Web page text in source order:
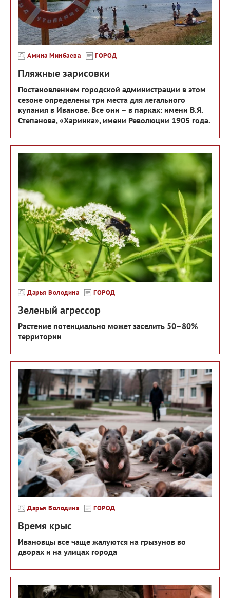
Амина Минбаева ГОРОД
Пляжные зарисовки
Постановлением городской администрации в этом
сезоне определены три места для легального
купания в Иванове. Все они – в парках: имени В.Я.
Степанова, «Харинка», имени Революции 1905 года.
Дарья Володина ГОРОД
Зеленый агрессор
Растение потенциально может заселить 50–80%
территории
Дарья Володина ГОРОД
Время крыс
Ивановцы все чаще жалуются на грызунов во
дворах и на улицах города